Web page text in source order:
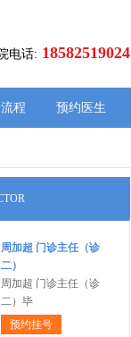
电话: 18582519024
程 预约医生
周加超 门诊主任（诊
二）
周加超 门诊主任（诊
二）毕
预约挂号